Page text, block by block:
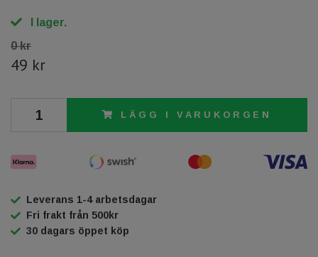
I lager.
0 kr
49 kr
LÄGG I VARUKORGEN
Leverans 1-4 arbetsdagar
Fri frakt från 500kr
30 dagars öppet köp